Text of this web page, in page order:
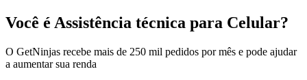
Você é Assistência técnica para Celular?
O GetNinjas recebe mais de 250 mil pedidos por mês e pode ajudar
a aumentar sua renda